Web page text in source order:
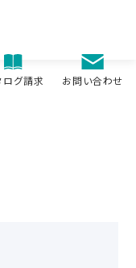
ログ請求 お問い合わせ